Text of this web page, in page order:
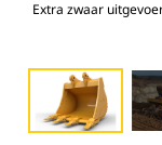
Extra zwaar